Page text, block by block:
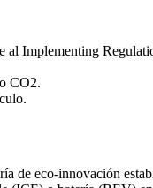
al Implementing
CO2.
de eco-innovación